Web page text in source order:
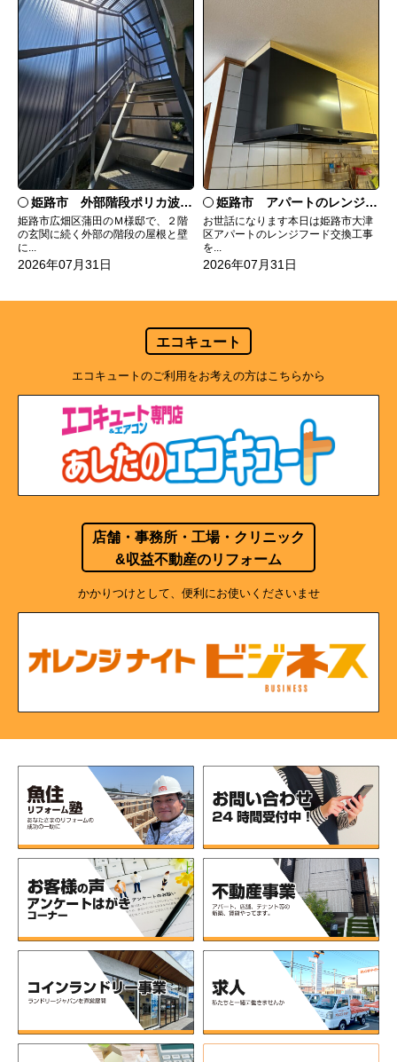
姫路市 外部階段ポリカ波板張替工事
姫路市広畑区蒲田のＭ様邸で、２階
の玄関に続く外部の階段の屋根と壁
に...
2026年07月31日
姫路市 アパートのレンジフード交換
お世話になります本日は姫路市大津
区アパートのレンジフード交換工事
を...
2026年07月31日
エコキュート
エコキュートのご利用をお考えの方はこちらから
店舗・事務所・工場・クリニック
&収益不動産のリフォーム
かかりつけとして、便利にお使いくださいませ